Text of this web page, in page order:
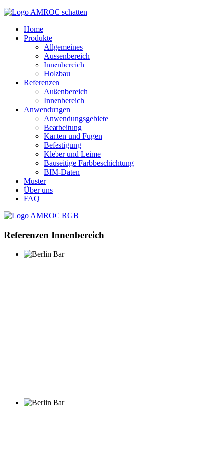
Home
Produkte
Allgemeines
Aussenbereich
Innenbereich
Holzbau
Referenzen
Außenbereich
Innenbereich
Anwendungen
Anwendungsgebiete
Bearbeitung
Kanten und Fugen
Befestigung
Kleber und Leime
Bauseitige Farbbeschichtung
BIM-Daten
Muster
Über uns
FAQ
Referenzen Innenbereich